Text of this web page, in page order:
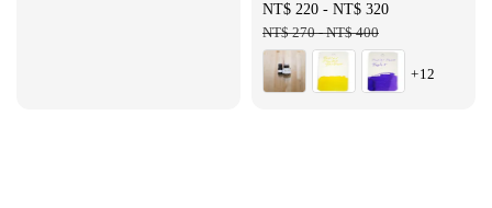
Sale
price
NT$ 220 - NT$ 320
NT$ 270-NT$ 400
+12